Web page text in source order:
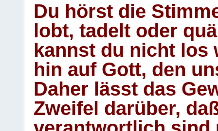
Du hörst die
lobt, tadelt oder
kannst du nicht los
hin auf Gott, den
Daher lässt das
Zweifel darüber,